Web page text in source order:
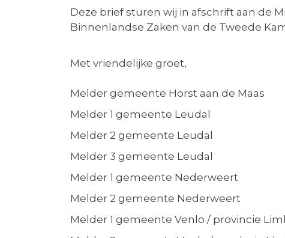
Deze brief sturen wij in afschrift aan de
Binnenlandse Zaken van de Tweede
Met vriendelijke groet,
Melder gemeente Horst aan de Maas
Melder 1 gemeente Leudal
Melder 2 gemeente Leudal
Melder 3 gemeente Leudal
Melder 1 gemeente Nederweert
Melder 2 gemeente Nederweert
Melder 1 gemeente Venlo / provincie